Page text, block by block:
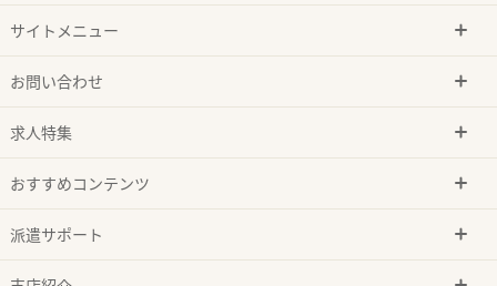
サイトメニュー
お問い合わせ
求人特集
おすすめコンテンツ
派遣サポート